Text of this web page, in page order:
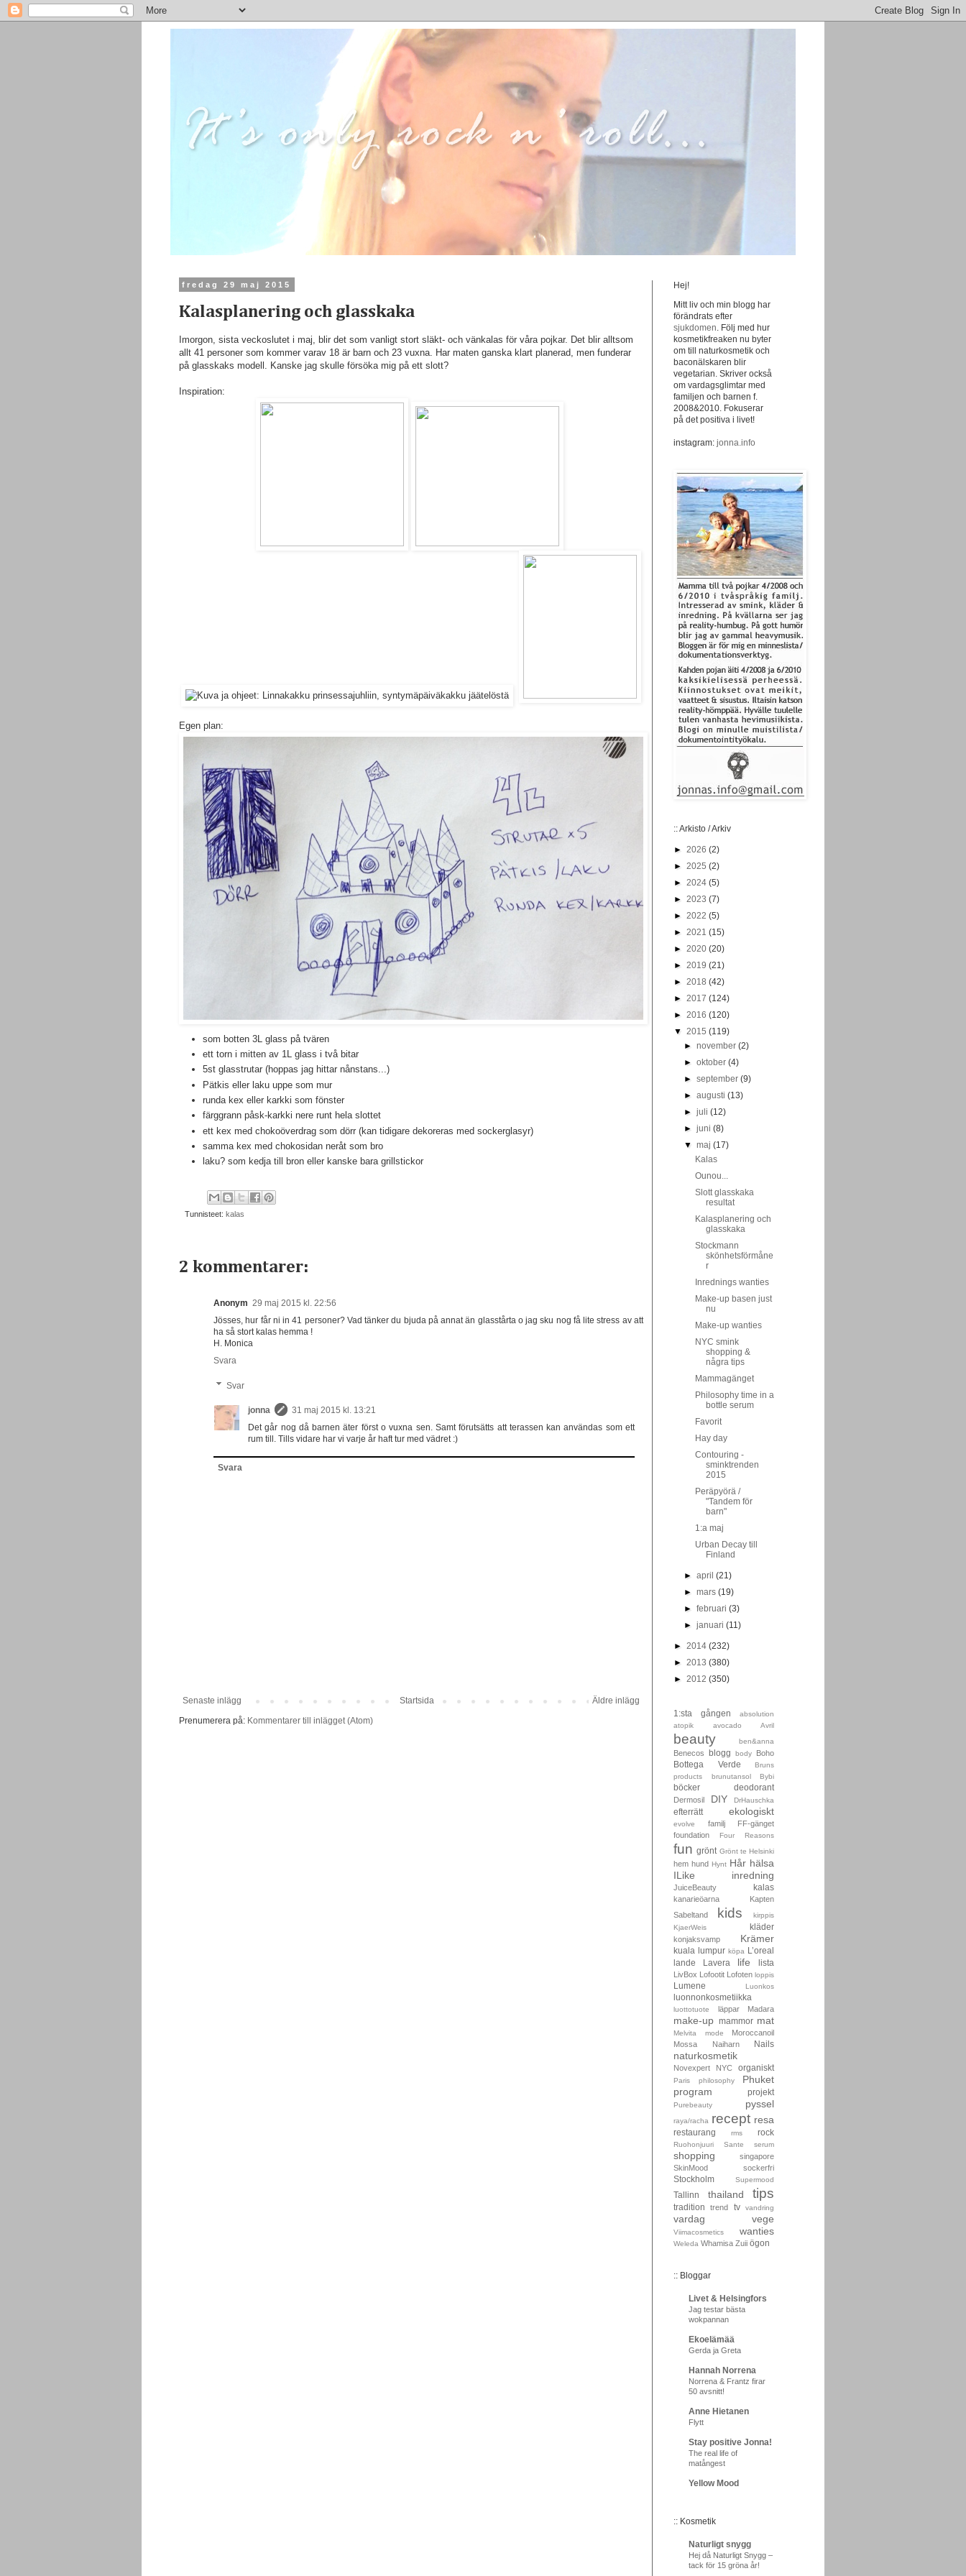
fredag 29 maj 2015
Kalasplanering och glasskaka
Imorgon, sista veckoslutet i maj, blir det som vanligt stort släkt- och vänkalas för våra pojkar. Det blir alltsom
allt 41 personer som kommer varav 18 är barn och 23 vuxna. Har maten ganska klart planerad, men funderar
på glasskaks modell. Kanske jag skulle försöka mig på ett slott?
Inspiration:
Egen plan:
som botten 3L glass på tvären
ett torn i mitten av 1L glass i två bitar
5st glasstrutar (hoppas jag hittar nånstans...)
Pätkis eller laku uppe som mur
runda kex eller karkki som fönster
färggrann påsk-karkki nere runt hela slottet
ett kex med chokoöverdrag som dörr (kan tidigare dekoreras med sockerglasyr)
samma kex med chokosidan neråt som bro
laku? som kedja till bron eller kanske bara grillstickor
Tunnisteet: kalas
2 kommentarer:
Anonym 29 maj 2015 kl. 22:56
Jösses, hur får ni in 41 personer? Vad tänker du bjuda på annat än glasstårta o jag sku nog få lite stress av att
ha så stort kalas hemma !
H. Monica
Svara
Svar
jonna
31 maj 2015 kl. 13:21
Det går nog då barnen äter först o vuxna sen. Samt förutsätts att terassen kan användas som ett
rum till. Tills vidare har vi varje år haft tur med vädret :)
Svara
Senaste inlägg Äldre inlägg
Startsida
Prenumerera på: Kommentarer till inlägget (Atom)
Hej!
Mitt liv och min blogg har
förändrats efter
sjukdomen. Följ med hur
kosmetikfreaken nu byter
om till naturkosmetik och
baconälskaren blir
vegetarian. Skriver också
om vardagsglimtar med
familjen och barnen f.
2008&2010. Fokuserar
på det positiva i livet!
instagram: jonna.info
:: Arkisto / Arkiv
► 2026 (2)
► 2025 (2)
► 2024 (5)
► 2023 (7)
► 2022 (5)
► 2021 (15)
► 2020 (20)
► 2019 (21)
► 2018 (42)
► 2017 (124)
► 2016 (120)
▼ 2015 (119)
►november(2)
►oktober(4)
►september(9)
►augusti(13)
►juli(12)
►juni(8)
▼maj(17)
Kalas
Ounou...
Slott glasskaka
resultat
Kalasplanering och
glasskaka
Stockmann
skönhetsförmåne
r
Inrednings wanties
Make-up basen just
nu
Make-up wanties
NYC smink
shopping &
några tips
Mammagänget
Philosophy time in a
bottle serum
Favorit
Hay day
Contouring -
sminktrenden
2015
Peräpyörä /
"Tandem för
barn"
1:a maj
Urban Decay till
Finland
►april(21)
►mars(19)
►februari(3)
►januari(11)
► 2014 (232)
► 2013 (380)
► 2012 (350)
1:sta gången
absolution
atopik
avocado Avril
beauty ben&anna
Benecos blogg body Boho
Bottega Verde
Bruns
products
brunutansol Bybi
böcker deodorant
Dermosil DIY DrHauschka
efterrätt ekologiskt
evolve familj
FF-gänget
foundation
Four Reasons
fun grönt Grönt te Helsinki
hem hund Hynt Hår hälsa
ILike
inredning
JuiceBeauty kalas
kanarieöarna
Kapten
Sabeltand
kids
kirppis
KjaerWeis
kläder
konjaksvamp Krämer
kuala lumpur köpa
L’oreal
lande
Lavera life lista
LivBox Lofootit Lofoten loppis
Lumene Luonkos
luonnonkosmetiikka
luottotuote läppar Madara
make-up mammor mat
Melvita mode
Moroccanoil
Mossa
Naiharn Nails
naturkosmetik
Novexpert NYC organiskt
Paris philosophy
Phuket
program
projekt
Purebeauty pyssel
raya/racha recept resa
restaurang rms rock
Ruohonjuuri Sante serum
shopping
singapore
SkinMood
sockerfri
Stockholm Supermood
Tallinn thailand tips
tradition trend tv vandring
vardag vege
Viimacosmetics wanties
Weleda Whamisa Zuii ögon
:: Bloggar
Livet & Helsingfors
Jag testar bästa
wokpannan
Ekoelämää
Gerda ja Greta
Hannah Norrena
Norrena & Frantz firar
50 avsnitt!
Anne Hietanen
Flytt
Stay positive Jonna!
The real life of
matångest
Yellow Mood
:: Kosmetik
Naturligt snygg
Hej då Naturligt Snygg –
tack för 15 gröna år!